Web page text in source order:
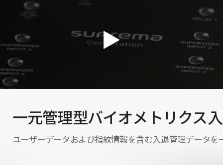
一元管理型バイオメトリクス
ユーザーデータおよび指紋情報を含む入退管理データを